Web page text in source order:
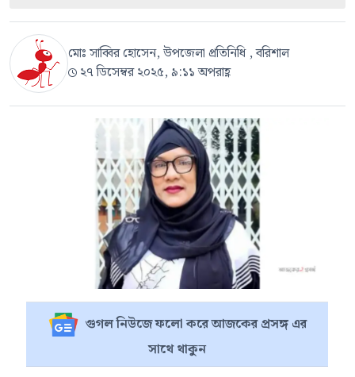
মোঃ সাব্বির হোসেন, উপজেলা প্রতিনিধি , বরিশাল
২৭ ডিসেম্বর ২০২৫, ৯:১১ অপরাহ্ণ
গুগল নিউজে ফলো করে আজকের প্রসঙ্গ এর
সাথে থাকুন